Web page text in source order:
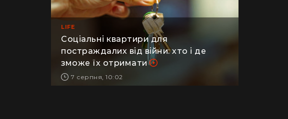
LIFE
Соціальні квартири для
постраждалих від війни: хто і де
зможе їх отримати